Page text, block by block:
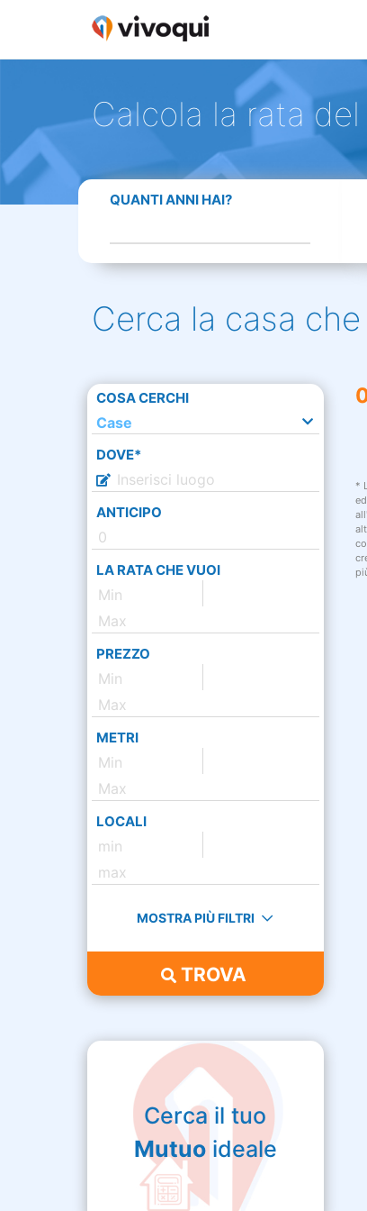
Calcola la rata
QUANTI ANNI HAI?
Cerca la casa che
COSA CERCHI
Case
DOVE*
ANTICIPO
LA RATA CHE VUOI
PREZZO
METRI
LOCALI
MOSTRA PIÙ FILTRI
TROVA
Cerca il tuo
Mutuoideale
*